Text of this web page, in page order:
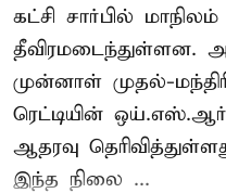
கட்சி சார்பில்
தீவிரமடைந்துள்ளன.
முன்னாள் முதல்-
ரெட்டியின் ஒய்.எஸ்.ஆர்
ஆதரவு
இந்த நிலை ...